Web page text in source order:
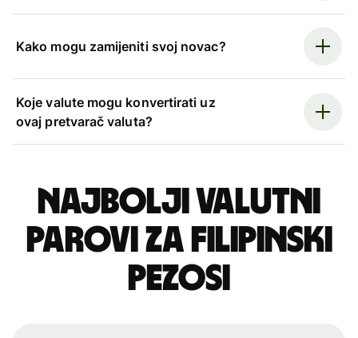
Kako mogu zamijeniti svoj novac?
Koje valute mogu konvertirati uz
ovaj pretvarač valuta?
Najbolji valutni
parovi za filipinski
pezosi